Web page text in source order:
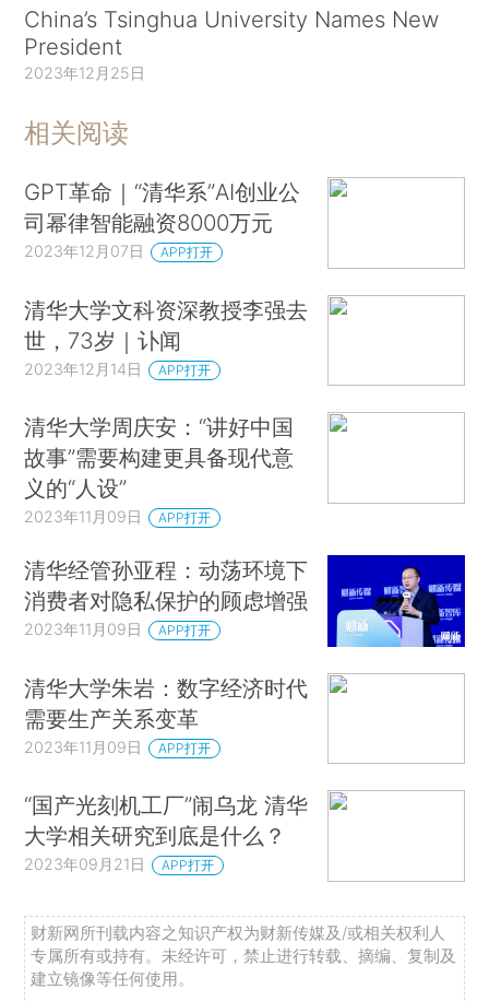
China’s Tsinghua University Names New
President
2023年12月25日
相关阅读
GPT革命｜“清华系”AI创业公
司幂律智能融资8000万元
2023年12月07日 APP打开
清华大学文科资深教授李强去
世，73岁｜讣闻
2023年12月14日 APP打开
清华大学周庆安：“讲好中国
故事”需要构建更具备现代意
义的“人设”
2023年11月09日 APP打开
清华经管孙亚程：动荡环境下
消费者对隐私保护的顾虑增强
2023年11月09日 APP打开
清华大学朱岩：数字经济时代
需要生产关系变革
2023年11月09日 APP打开
“国产光刻机工厂”闹乌龙 清华
大学相关研究到底是什么？
2023年09月21日 APP打开
财新网所刊载内容之知识产权为财新传媒及/或相关权利人
专属所有或持有。未经许可，禁止进行转载、摘编、复制及
建立镜像等任何使用。